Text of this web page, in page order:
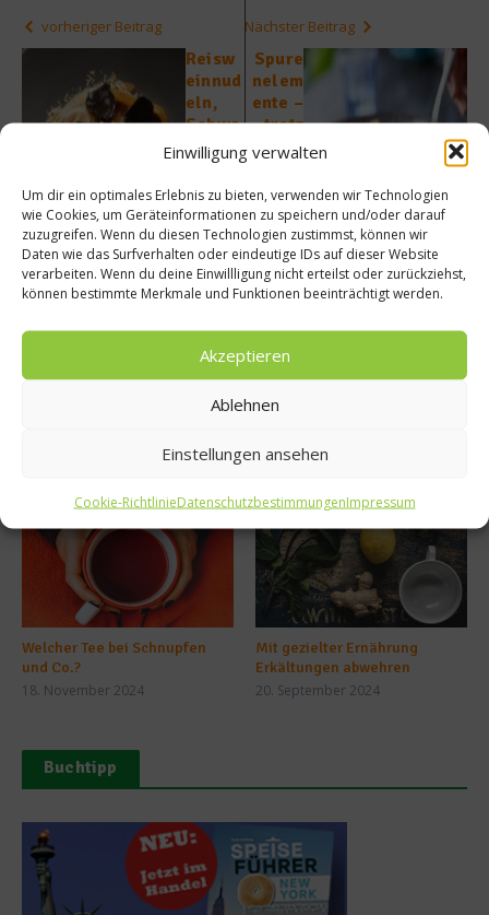
Einwilligung verwalten
Um dir ein optimales Erlebnis zu bieten, verwenden wir Technologien
wie Cookies, um Geräteinformationen zu speichern und/oder darauf
zuzugreifen. Wenn du diesen Technologien zustimmst, können wir
Daten wie das Surfverhalten oder eindeutige IDs auf dieser Website
verarbeiten. Wenn du deine Einwillligung nicht erteilst oder zurückziehst,
können bestimmte Merkmale und Funktionen beeinträchtigt werden.
Akzeptieren
Ablehnen
Einstellungen ansehen
Cookie-RichtlinieDatenschutzbestimmungenImpressum
vorheriger Beitrag
Reisw
einnud
eln,
Schwa
rzer
Trüffel
und
Hühne
rlunge
Nächster Beitrag
Spure
nelem
ente –
trotz
minim
Konze
ntratio
n
lebens
wichti
g
Ähnliche Beiträge
Welcher Tee bei Schnupfen
und Co.?
18. November 2024
Mit gezielter Ernährung
Erkältungen abwehren
20. September 2024
Buchtipp